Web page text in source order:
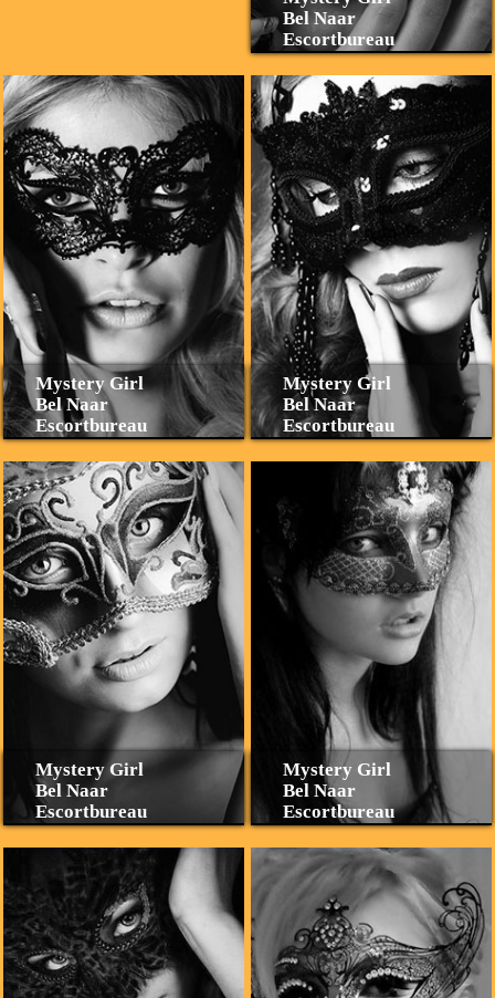
Bel Naar
Escortbureau
Mystery Girl
Bel Naar
Escortbureau
Mystery Girl
Bel Naar
Escortbureau
Mystery Girl
Bel Naar
Escortbureau
Mystery Girl
Bel Naar
Escortbureau